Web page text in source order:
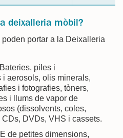
deixalleria mòbil?
portar a la Deixalleria
Bateries, piles i
aerosols, olis minerals,
i fotografies, tòners,
i llums de vapor de
(dissolvents, coles,
DVDs, VHS i cassets.
de petites dimensions,